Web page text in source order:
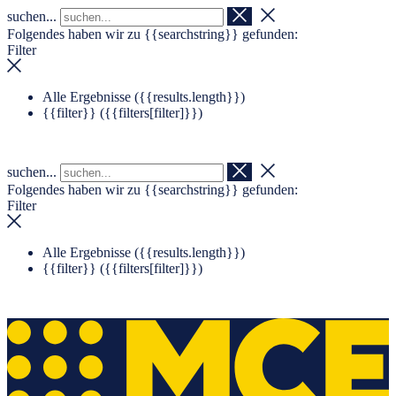
Navigation überspringen
Zum Footer springen
suchen...
Folgendes haben wir zu {{searchstring}} gefunden:
Filter
Alle Ergebnisse ({{results.length}})
{{filter}} ({{filters[filter]}})
suchen...
Folgendes haben wir zu {{searchstring}} gefunden:
Filter
Alle Ergebnisse ({{results.length}})
{{filter}} ({{filters[filter]}})